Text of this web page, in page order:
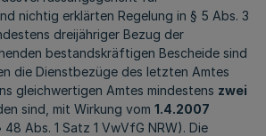
nichtig erklärten Regelung in § 5 Abs. 3
dreijähriger Bezug der
bestandskräftigen Bescheide sind
die Dienstbezüge des letzten Amtes
gleichwertigen Amtes mindestens zwei
sind, mit Wirkung vom 1.4.2007
Abs. 1 Satz 1 VwVfG NRW). Die